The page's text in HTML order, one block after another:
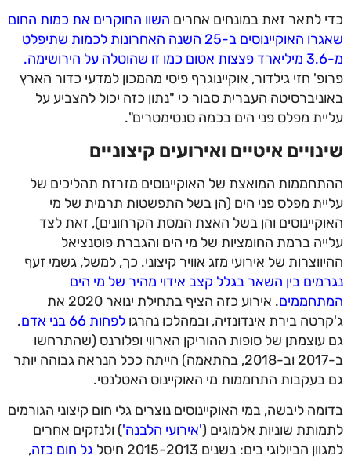
כדי לתאר זאת במונחים אחריםהשוו החוקרים את כמות החום
שאגרו האוקיינוסים ב-25 השנה האחרונות לכמות שתיפלט
מ-3.6 מיליארד פצצות אטום כמו זו שהוטלה על הירושימה.
פרופ' חזי גילדור, אוקיינוגרף פיסי מהמכון למדעי כדור הארץ
באוניברסיטה העברית סבור כי "נתון כזה יכול להצביע על
עליית מפלס פני הים בכמה סנטימטרים".
שינויים איטיים ואירועים קיצוניים
ההתחממות המואצת של האוקיינוסים מזרזת תהליכים של
עליית מפלס פני הים (הן בשל התפשטות תרמית של מי
האוקיינוסים והן בשל האצת המסת הקרחונים), זאת לצד
עלייה ברמת החומציות של מי הים והגברת פוטנציאל
ההיווצרות של אירועי מזג אוויר קיצוני. כך, למשל, גשמי זעף
נגרמים בין השאר בגלל קצב אידוי מהיר של מי הים
המתחממים
. אירוע כזה הציף בתחילת ינואר 2020 את
ג'קרטה בירת אינדונזיה, ובמהלכו נהרגולפחות 66 בני אדם
.
גם עוצמתן של סופות ההוריקן הארווי ופלורנס (שהתרחשו
ב-2017 וב-2018, בהתאמה) הייתה ככל הנראה גבוהה יותר
גם בעקבות התחממות מי האוקיינוס האטלנטי.
בדומה ליבשה, במי האוקיינוסים נוצרים גלי חום קיצוני הגורמים
לתמותת שוניות אלמוגים ( 'אירועי הלבנה') ולנזקים אחרים
למגוון הביולוגי בים: בשנים 2015-2013 חיסל
גל חום כזה,